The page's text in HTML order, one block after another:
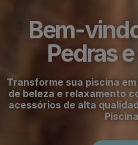
Bem-
Pedras
Transforme sua piscina
de beleza e relaxamento
acessórios de alta